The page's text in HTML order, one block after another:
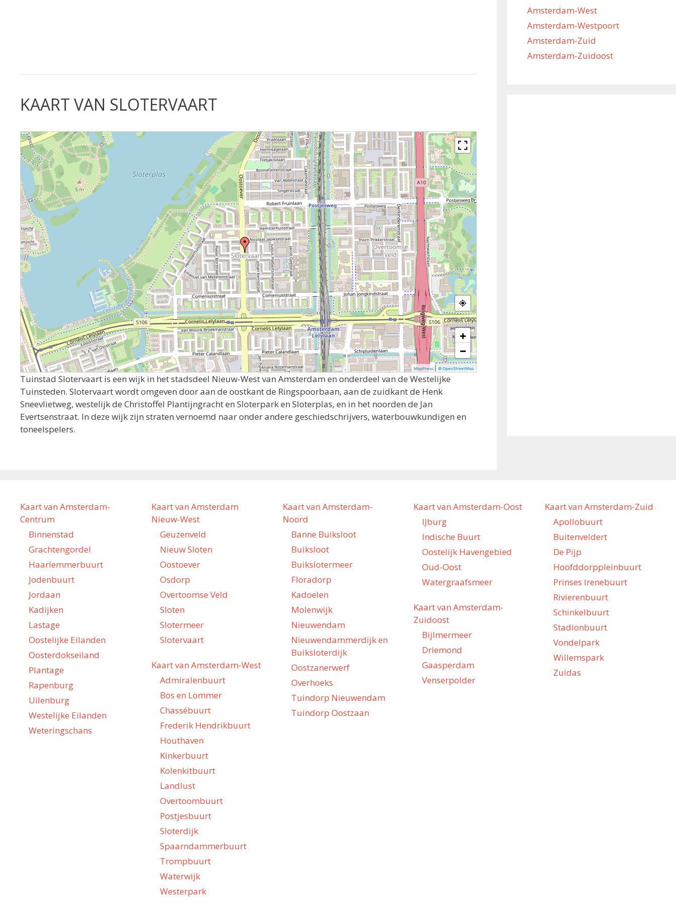
KAART VAN SLOTERVAART
+
−
MapPress| © OpenStreetMap
Tuinstad Slotervaart is een wijk in het stadsdeel Nieuw-West van Amsterdam en onderdeel van de Westelijke
Tuinsteden. Slotervaart wordt omgeven door aan de oostkant de Ringspoorbaan, aan de zuidkant de Henk
Sneevlietweg, westelijk de Christoffel Plantijngracht en Sloterpark en Sloterplas, en in het noorden de Jan
Evertsenstraat. In deze wijk zijn straten vernoemd naar onder andere geschiedschrijvers, waterbouwkundigen en
toneelspelers.
Amsterdam-West
Amsterdam-Westpoort
Amsterdam-Zuid
Amsterdam-Zuidoost
Kaart van Amsterdam-
Centrum
Binnenstad
Grachtengordel
Haarlemmerbuurt
Jodenbuurt
Jordaan
Kadijken
Lastage
Oostelijke Eilanden
Oosterdokseiland
Plantage
Rapenburg
Uilenburg
Westelijke Eilanden
Weteringschans
Kaart van Amsterdam
Nieuw-West
Geuzenveld
Nieuw Sloten
Oostoever
Osdorp
Overtoomse Veld
Sloten
Slotermeer
Slotervaart
Kaart van Amsterdam-West
Admiralenbuurt
Bos en Lommer
Chassébuurt
Frederik Hendrikbuurt
Houthaven
Kinkerbuurt
Kolenkitbuurt
Landlust
Overtoombuurt
Postjesbuurt
Sloterdijk
Spaarndammerbuurt
Trompbuurt
Waterwijk
Westerpark
Kaart van Amsterdam-
Noord
Banne Buiksloot
Buiksloot
Buikslotermeer
Floradorp
Kadoelen
Molenwijk
Nieuwendam
Nieuwendammerdijk en
Buiksloterdijk
Oostzanerwerf
Overhoeks
Tuindorp Nieuwendam
Tuindorp Oostzaan
Kaart van Amsterdam-Oost
IJburg
Indische Buurt
Oostelijk Havengebied
Oud-Oost
Watergraafsmeer
Kaart van Amsterdam-
Zuidoost
Bijlmermeer
Driemond
Gaasperdam
Venserpolder
Kaart van Amsterdam-Zuid
Apollobuurt
Buitenveldert
De Pijp
Hoofddorppleinbuurt
Prinses Irenebuurt
Rivierenbuurt
Schinkelbuurt
Stadionbuurt
Vondelpark
Willemspark
Zuidas